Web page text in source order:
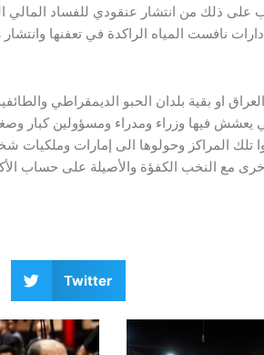
على ذلك من انتشار عنقودي للفساد
المياه الراكدة في تعفنها وانتشار
يعشش فيها وزراء ومدراء ومسؤولين كبار
تلك المراكز وحولوها الى إمارات وملكيات
مع النخب الكفؤة والأصيلة على حساب
Twitter